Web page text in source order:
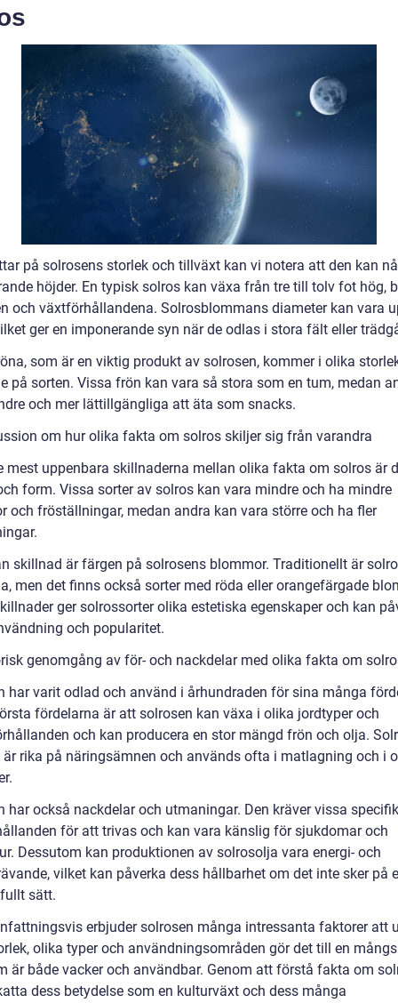
på solrosens storlek och tillväxt kan vi notera att den kan nå
höjder. En typisk solros kan växa från tre till tolv fot hög,
och växtförhållandena. Solrosblommans diameter kan vara
ger en imponerande syn när de odlas i stora fält eller
som är en viktig produkt av solrosen, kommer i olika
på sorten. Vissa frön kan vara så stora som en tum, medan
och mer lättillgängliga att äta som snacks.
om hur olika fakta om solros skiljer sig från varandra
mest uppenbara skillnaderna mellan olika fakta om solros är
form. Vissa sorter av solros kan vara mindre och ha mindre
och fröställningar, medan andra kan vara större och ha fler
skillnad är färgen på solrosens blommor. Traditionellt är
men det finns också sorter med röda eller orangefärgade
ger solrossorter olika estetiska egenskaper och kan
och popularitet.
genomgång av för- och nackdelar med olika fakta om
har varit odlad och använd i århundraden för sina många
fördelarna är att solrosen kan växa i olika jordtyper och
och kan producera en stor mängd frön och olja.
rika på näringsämnen och används ofta i matlagning och i
har också nackdelar och utmaningar. Den kräver vissa
för att trivas och kan vara känslig för sjukdomar och
Dessutom kan produktionen av solrosolja vara energi- och
vilket kan påverka dess hållbarhet om det inte sker på
sätt.
erbjuder solrosen många intressanta faktorer att
olika typer och användningsområden gör det till en
är både vacker och användbar. Genom att förstå fakta om
dess betydelse som en kulturväxt och dess många